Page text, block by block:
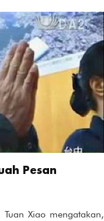
Pesan
Xiao mengatakan,